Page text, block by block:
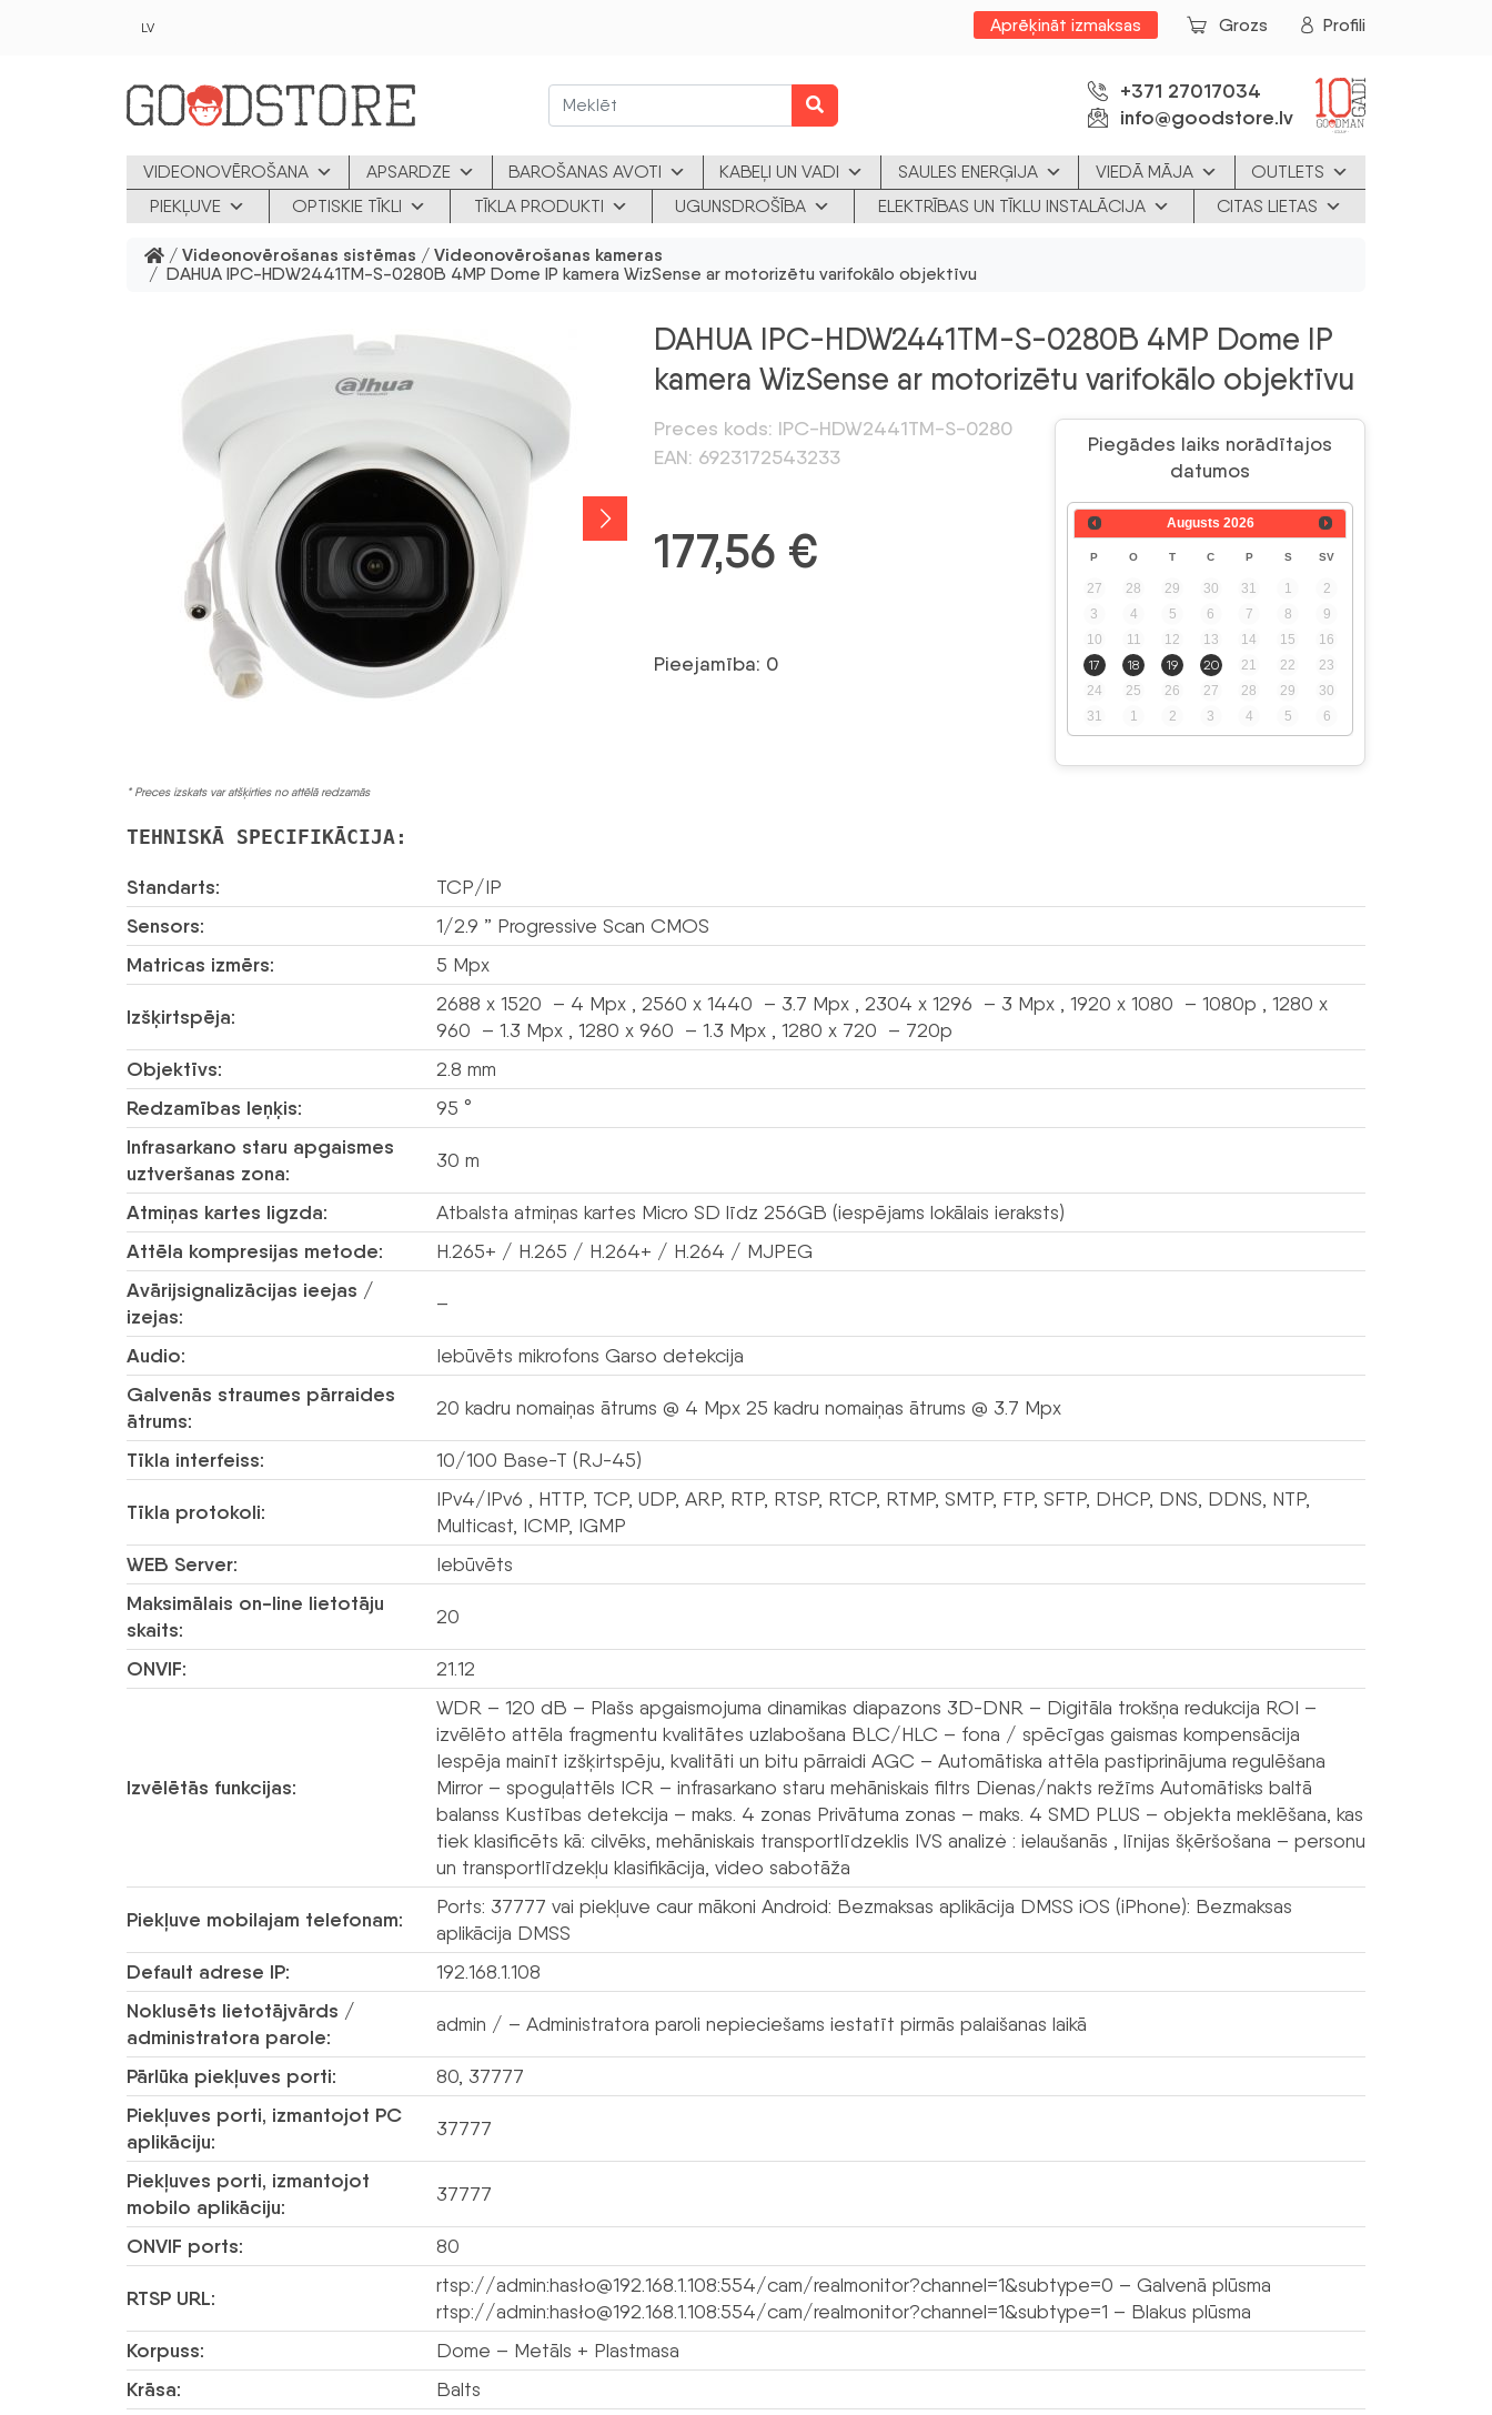
LV Aprēķināt izmaksas Grozs Profili
+371 27017034
info@goodstore.lv
VIDEONOVĒROŠANA APSARDZE BAROŠANAS AVOTI KABEĻI UN VADI SAULES ENERĢIJA VIEDĀ MĀJA
OUTLETS
PIEKĻUVE
OPTISKIE TĪKLI TĪKLA PRODUKTI UGUNSDROŠĪBA ELEKTRĪBAS UN TĪKLU INSTALĀCIJA CITAS LIETAS
/ Videonovērošanas sistēmas / Videonovērošanas kameras
/ DAHUA IPC-HDW2441TM-S-0280B 4MP Dome IP kamera WizSense ar motorizētu varifokālo objektīvu
* Preces izskats var atšķirties no attēlā redzamās
DAHUA IPC-HDW2441TM-S-0280B 4MP Dome IP
kamera WizSense ar motorizētu varifokālo objektīvu
Preces kods: IPC-HDW2441TM-S-0280
EAN: 6923172543233
Piegādes laiks norādītajos
datumos
Augusts 2026
P O T C P S SV
27 28 29 30 31 1
2
3
4 5 6 7 8
9
10
11 12 13 14 15
16
17
18 19 20 21 22
23
24
25 26 27 28 29
30
31
1 2 3 4 5 6
177,56 €
Pieejamība: 0
TEHNISKĀ SPECIFIKĀCIJA:
Standarts: TCP/IP
Sensors: 1/2.9 ” Progressive Scan CMOS
Matricas izmērs: 5 Mpx
Izšķirtspēja:
2688 x 1520 – 4 Mpx , 2560 x 1440 – 3.7 Mpx , 2304 x 1296 – 3 Mpx , 1920 x 1080 – 1080p , 1280 x
960 – 1.3 Mpx , 1280 x 960 – 1.3 Mpx , 1280 x 720 – 720p
Objektīvs: 2.8 mm
Redzamības leņķis: 95 °
Infrasarkano staru apgaismes
uztveršanas zona:
30 m
Atmiņas kartes ligzda: Atbalsta atmiņas kartes Micro SD līdz 256GB (iespējams lokālais ieraksts)
Attēla kompresijas metode: H.265+ / H.265 / H.264+ / H.264 / MJPEG
Avārijsignalizācijas ieejas /
izejas:
–
Audio: Iebūvēts mikrofons Garso detekcija
Galvenās straumes pārraides
ātrums:
20 kadru nomaiņas ātrums @ 4 Mpx 25 kadru nomaiņas ātrums @ 3.7 Mpx
Tīkla interfeiss: 10/100 Base-T (RJ-45)
Tīkla protokoli:
IPv4/IPv6 , HTTP, TCP, UDP, ARP, RTP, RTSP, RTCP, RTMP, SMTP, FTP, SFTP, DHCP, DNS, DDNS, NTP,
Multicast, ICMP, IGMP
WEB Server: Iebūvēts
Maksimālais on-line lietotāju
skaits:
20
ONVIF: 21.12
Izvēlētās funkcijas:
WDR – 120 dB – Plašs apgaismojuma dinamikas diapazons 3D-DNR – Digitāla trokšņa redukcija ROI –
izvēlēto attēla fragmentu kvalitātes uzlabošana BLC/HLC – fona / spēcīgas gaismas kompensācija
Iespēja mainīt izšķirtspēju, kvalitāti un bitu pārraidi AGC – Automātiska attēla pastiprinājuma regulēšana
Mirror – spoguļattēls ICR – infrasarkano staru mehāniskais filtrs Dienas/nakts režīms Automātisks baltā
balanss Kustības detekcija – maks. 4 zonas Privātuma zonas – maks. 4 SMD PLUS – objekta meklēšana, kas
tiek klasificēts kā: cilvēks, mehāniskais transportlīdzeklis IVS analizė : ielaušanās , līnijas šķēršošana – personu
un transportlīdzekļu klasifikācija, video sabotāža
Piekļuve mobilajam telefonam:
Ports: 37777 vai piekļuve caur mākoni Android: Bezmaksas aplikācija DMSS iOS (iPhone): Bezmaksas
aplikācija DMSS
Default adrese IP: 192.168.1.108
Noklusēts lietotājvārds /
administratora parole:
admin / – Administratora paroli nepieciešams iestatīt pirmās palaišanas laikā
Pārlūka piekļuves porti: 80, 37777
Piekļuves porti, izmantojot PC
aplikāciju:
37777
Piekļuves porti, izmantojot
mobilo aplikāciju:
37777
ONVIF ports: 80
RTSP URL:
rtsp://admin:hasło@192.168.1.108:554/cam/realmonitor?channel=1&subtype=0 – Galvenā plūsma
rtsp://admin:hasło@192.168.1.108:554/cam/realmonitor?channel=1&subtype=1 – Blakus plūsma
Korpuss: Dome – Metāls + Plastmasa
Krāsa: Balts